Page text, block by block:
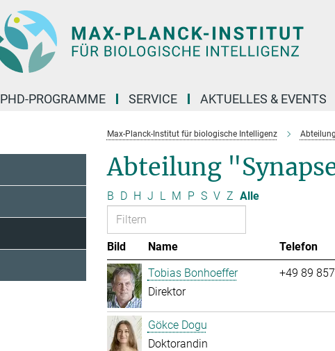
PHD-PROGRAMME SERVICE AKTUELLES & EVENTS
Max-Planck-Institut für biologische Intelligenz
Abteilung
B D H J L M P S V Z Alle
Bild Name Telefon
Tobias Bonhoeffer
Direktor
+49 89
Gökce Dogu
Doktorandin